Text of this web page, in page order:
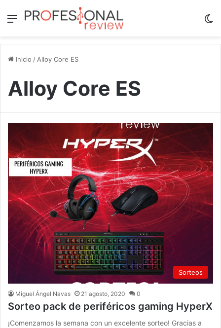
Menú
Inicio /Alloy Core ES
Alloy Core ES
Sorteos
Miguel Ángel Navas 21 agosto, 2020 0
Sorteo pack de periféricos gaming HyperX
¡Comenzamos la semana con un excelente sorteo! Gracias a